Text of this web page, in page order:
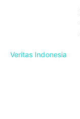
Veritas Indonesia